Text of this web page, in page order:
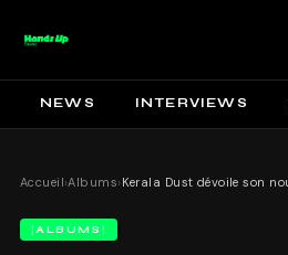
NEWS INTERVIEWS
Accueil›Albums›
ALBUMS